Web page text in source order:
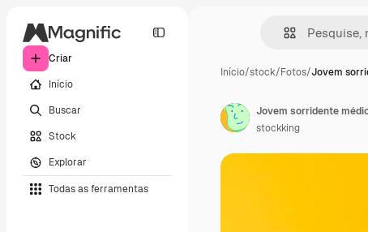
Criar
Início
Buscar
Stock
Explorar
Todas as ferramentas
Início/stock/Fotos/Jovem
stockking